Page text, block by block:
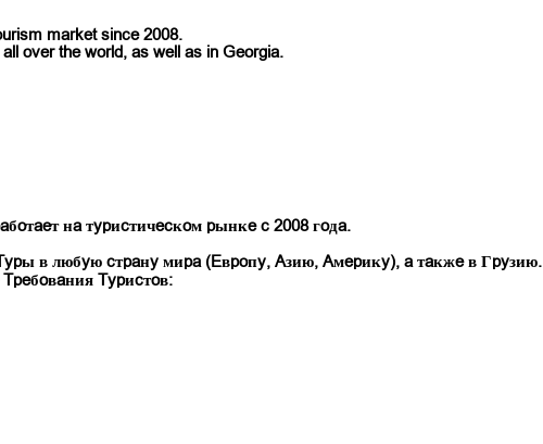
market since 2008.
over the world, as well as in Georgia.
на туристическом рынке с 2008 года.
в любую страну мира (Европу, Азию, Америку), а также в Грузию.
Туристов: